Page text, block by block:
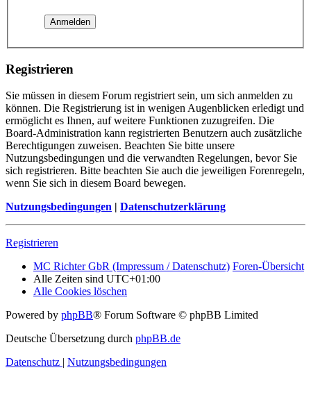
Registrieren
Sie müssen in diesem Forum registriert sein, um sich anmelden zu
können. Die Registrierung ist in wenigen Augenblicken erledigt und
ermöglicht es Ihnen, auf weitere Funktionen zuzugreifen. Die
Board-Administration kann registrierten Benutzern auch zusätzliche
Berechtigungen zuweisen. Beachten Sie bitte unsere
Nutzungsbedingungen und die verwandten Regelungen, bevor Sie
sich registrieren. Bitte beachten Sie auch die jeweiligen Forenregeln,
wenn Sie sich in diesem Board bewegen.
Nutzungsbedingungen | Datenschutzerklärung
Registrieren
MC Richter GbR (Impressum / Datenschutz) Foren-Übersicht
Alle Zeiten sind UTC+01:00
Alle Cookies löschen
Powered by phpBB® Forum Software © phpBB Limited
Deutsche Übersetzung durch phpBB.de
Datenschutz | Nutzungsbedingungen